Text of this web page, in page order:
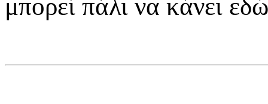
μπορεί πάλι να κάνει